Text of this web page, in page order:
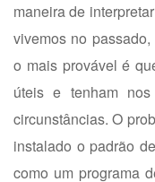
maneira de
vivemos no
o mais provável é
úteis e tenham
circunstâncias. O
instalado o padrão
como um programa